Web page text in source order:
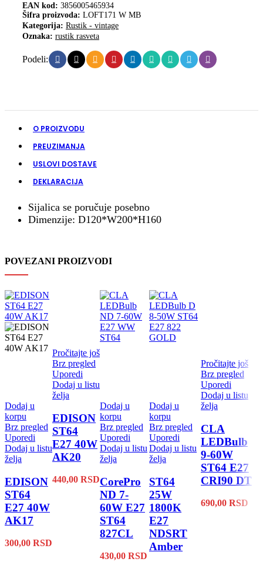
EAN kod: 3856005465934
Šifra proizvoda: LOFT171 W MB
Kategorija: Rustik - vintage
Oznaka: rustik rasveta
Podeli:
O PROIZVODU
PREUZIMANJA
USLOVI DOSTAVE
DEKLARACIJA
Sijalica se poručuje posebno
Dimenzije: D120*W200*H160
POVEZANI PROIZVODI
Dodaj u
korpu
Brz pregled
Uporedi
Dodaj u listu
želja
EDISON
ST64
E27 40W
AK17
300,00 RSD
Pročitajte još
Brz pregled
Uporedi
Dodaj u listu
želja
EDISON
ST64
E27 40W
AK20
440,00 RSD
Dodaj u
korpu
Brz pregled
Uporedi
Dodaj u listu
želja
CorePro
ND 7-
60W E27
ST64
827CL
430,00 RSD
Dodaj u
korpu
Brz pregled
Uporedi
Dodaj u listu
želja
ST64
25W
1800K
E27
NDSRT
Amber
Pročitajte još
Brz pregled
Uporedi
Dodaj u listu
želja
CLA
LEDBulb
9-60W
ST64 E27
CRI90 DT
690,00 RSD